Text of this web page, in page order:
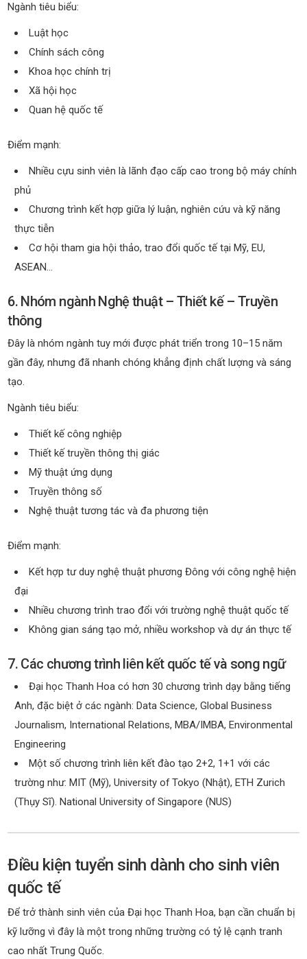
Ngành tiêu biểu:
Luật học
Chính sách công
Khoa học chính trị
Xã hội học
Quan hệ quốc tế
Điểm mạnh:
Nhiều cựu sinh viên là lãnh đạo cấp cao trong bộ máy chính
phủ
Chương trình kết hợp giữa lý luận, nghiên cứu và kỹ năng
thực tiễn
Cơ hội tham gia hội thảo, trao đổi quốc tế tại Mỹ, EU,
ASEAN…
6. Nhóm ngành Nghệ thuật – Thiết kế – Truyền
thông
Đây là nhóm ngành tuy mới được phát triển trong 10–15 năm
gần đây, nhưng đã nhanh chóng khẳng định chất lượng và sáng
tạo.
Ngành tiêu biểu:
Thiết kế công nghiệp
Thiết kế truyền thông thị giác
Mỹ thuật ứng dụng
Truyền thông số
Nghệ thuật tương tác và đa phương tiện
Điểm mạnh:
Kết hợp tư duy nghệ thuật phương Đông với công nghệ hiện
đại
Nhiều chương trình trao đổi với trường nghệ thuật quốc tế
Không gian sáng tạo mở, nhiều workshop và dự án thực tế
7. Các chương trình liên kết quốc tế và song ngữ
Đại học Thanh Hoa có hơn 30 chương trình dạy bằng tiếng
Anh, đặc biệt ở các ngành: Data Science, Global Business
Journalism, International Relations, MBA/IMBA, Environmental
Engineering
Một số chương trình liên kết đào tạo 2+2, 1+1 với các
trường như: MIT (Mỹ), University of Tokyo (Nhật), ETH Zurich
(Thụy Sĩ). National University of Singapore (NUS)
Điều kiện tuyển sinh dành cho sinh viên
quốc tế
Để trở thành sinh viên của Đại học Thanh Hoa, bạn cần chuẩn bị
kỹ lưỡng vì đây là một trong những trường có tỷ lệ cạnh tranh
cao nhất Trung Quốc.